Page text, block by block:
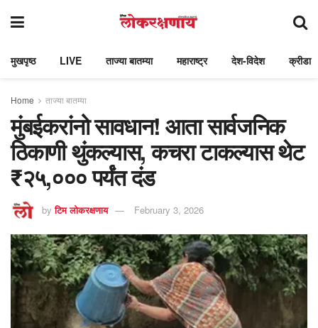
मुखपृष्ठ LIVE ताज्या बातम्या महाराष्ट्र देश-विदेश क्रीडा
Home ताज्या बातम्या
मुंबईकरांनो सावधान! आता सार्वजनिक
ठिकाणी थुंकल्यास, कचरा टाकल्यास थेट
₹२५,००० पर्यंत दंड
by टिम लोकरक्षणाय February 3, 2026